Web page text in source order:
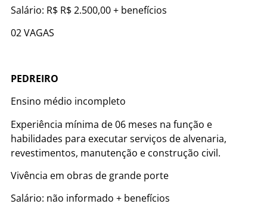
Salário: R$ R$ 2.500,00 + benefícios
02 VAGAS
PEDREIRO
Ensino médio incompleto
Experiência mínima de 06 meses na função e
habilidades para executar serviços de alvenaria,
revestimentos, manutenção e construção civil.
Vivência em obras de grande porte
Salário: não informado + benefícios